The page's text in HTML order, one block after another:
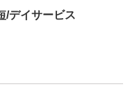
/デイサービス